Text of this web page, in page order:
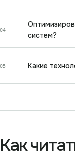
04
систем?
05 Какие
Как